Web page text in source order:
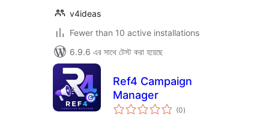
v4ideas
Fewer than 10 active installations
6.9.6 এর সাথে টেস্ট করা হয়েছে
Ref4 Campaign
Manager
(0total
ratings
)